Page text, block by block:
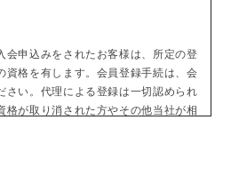
会申込みをされたお客様は、所定の登
資格を有します。会員登録手続は、会
さい。代理による登録は一切認められ
格が取り消された方やその他当社が相